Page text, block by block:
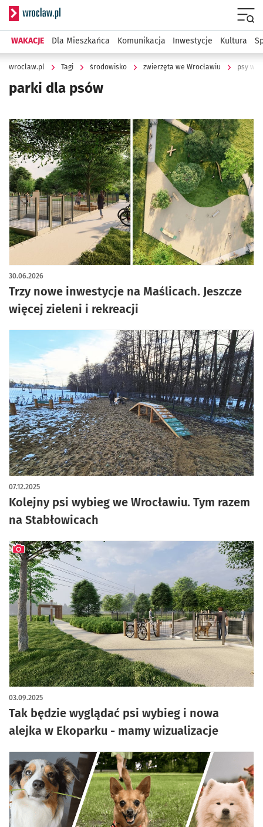
Serwis informacyjny wroclaw.pl
WAKACJE Dla Mieszkańca Komunikacja Inwestycje Kultura
wroclaw.pl Tagi środowisko zwierzęta we Wrocławiu psy w
parki dla psów
Trzy nowe inwestycje na Maślicach. Jeszcze
więcej zieleni i rekreacji
30.06.2026
Kolejny psi wybieg we Wrocławiu. Tym razem
na Stabłowicach
07.12.2025
Tak będzie wyglądać psi wybieg i nowa
alejka w Ekoparku - mamy wizualizacje
03.09.2025
artykuł z galerią zdjęć